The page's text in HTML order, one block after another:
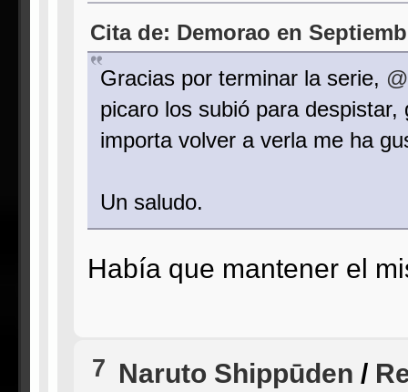
Cita de: Demorao en
Gracias por terminar la serie,
picaro los subió para
importa volver a verla me ha
Un saludo.
Había que mantener el
7 Naruto Shippūden /